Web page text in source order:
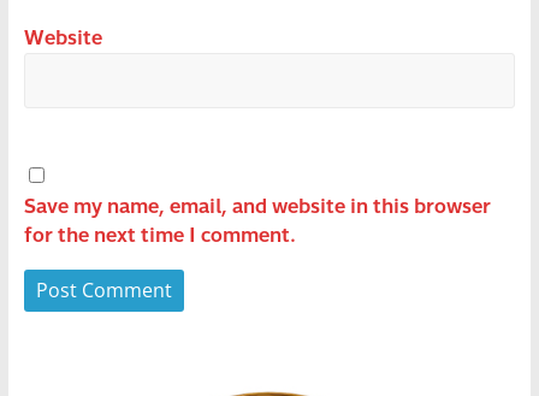
Website
Save my name, email, and website in this browser
for the next time I comment.